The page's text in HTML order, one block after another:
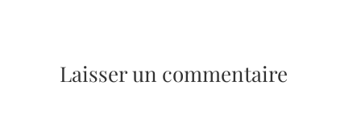
Laisser un commentaire